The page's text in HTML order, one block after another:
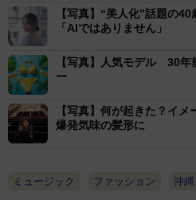
ルバムを告知していたが、当
るロングヘアだった。
シャツをラフに羽織って前を
は、艶やかロングだった頃と
少しずつ、大切に伸ばしてい
プランまで明かした有希。当
【写真】“美人化”話題の
「AIではありません」
【写真】人気モデル 30年
ー
【写真】何が起きた？イ
爆発気味の髪形に
ミュージック ファッション 沖縄